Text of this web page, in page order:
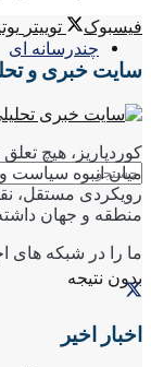
چندرسانه ای
بدون نتیجه
فیسبوک
توییتر
سایت خبری و
کوردپاریز، هیچ
میان انبوه سیاست
رویکردی مستقل،
منطقه و جهان
ما را در شبکه های
اخبار اخیر